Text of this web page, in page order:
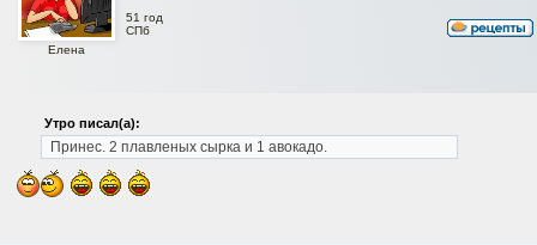
Елена
51 год
СПб
Утро писал(а):
Принес. 2 плавленых сырка и 1 авокадо.